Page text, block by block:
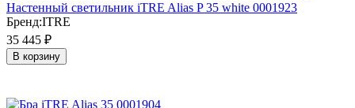
Настенный светильник iTRE Alias P 35 white 0001923
Бренд:ITRE
35 445 ₽
В корзину